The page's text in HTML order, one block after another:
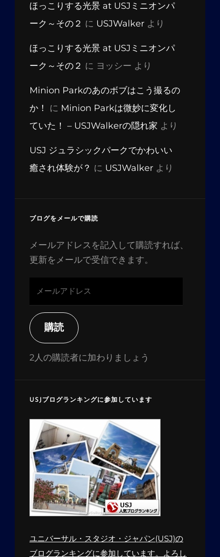
ほっこりする光景 at USJミニオンパ
ーク～その２ に USJWalker より
ほっこりする光景 at USJミニオンパ
ーク～その２ に ヨッシー より
Minion Parkのあのボブはこう撮るの
か！
に Minion Parkは微妙に変化し
ていた！ – USJWalkerの隠れ家 より
USJ ジュラシックパークでかわいい
癒され体験が？ に USJWalker より
ブログをメールで購読
メールアドレスを記入して購読すれば、
更新をメールで受信できます。
ー
ア
ド
レ
購読
2人の購読者に加わりましょう
USJブログランキングに参加しています
ユニバーサル・スタジオ・ジャパン(USJ)の
ブログランキングに参加しています。よろし